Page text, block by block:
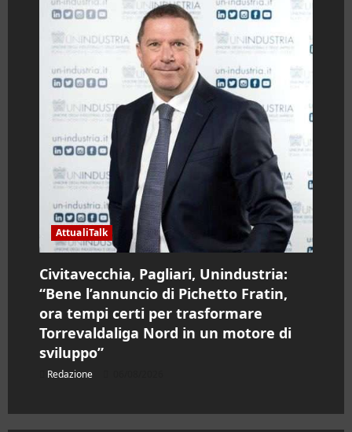
AttualiTalk
Civitavecchia, Pagliari, Unindustria:
“Bene l’annuncio di Pichetto Fratin,
ora tempi certi per trasformare
Torrevaldaliga Nord in un motore di
sviluppo”
Redazione